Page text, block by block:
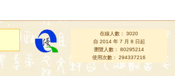
在線人數： 3020
自 2014 年 7 月 8 日起
瀏覽人數： 80295214
使用次數： 294337216